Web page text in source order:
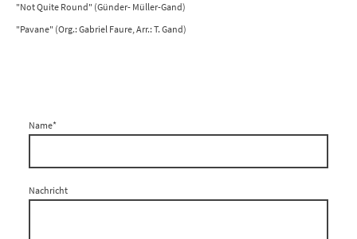
"Not Quite Round" (Günder- Müller-Gand)
"Pavane" (Org.: Gabriel Faure, Arr.: T. Gand)
Name*
Nachricht